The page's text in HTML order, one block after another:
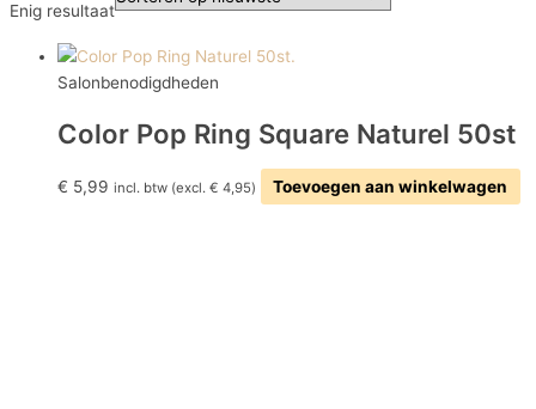
Enig resultaat
Salonbenodigdheden
Color Pop Ring Square Naturel 50st
€ 5,99 incl. btw (excl. € 4,95) Toevoegen aan winkelwagen